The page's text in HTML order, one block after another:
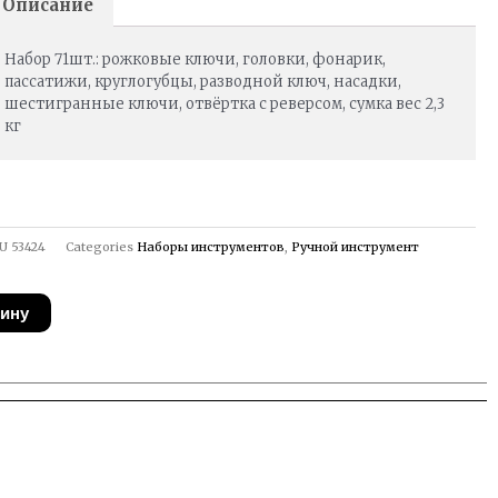
Описание
Набор 71шт.: рожковые ключи, головки, фонарик,
пассатижи, круглогубцы, разводной ключ, насадки,
шестигранные ключи, отвёртка с реверсом, сумка вес 2,3
кг
53424 Categories Наборы инструментов, Ручной инструмент